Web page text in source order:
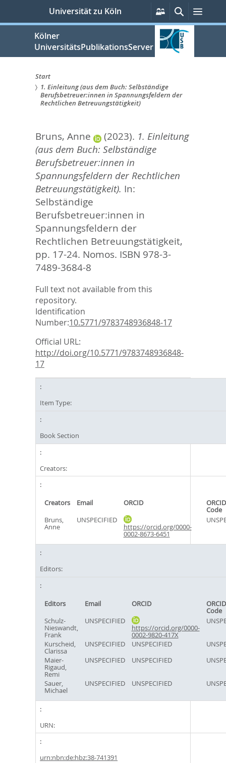
springen
Universität zu Köln
Persönliche
Services
SucheMenü
Kölner
UniversitätsPublikationsServer
Sie
hier:
Start
1. Einleitung (aus dem Buch: Selbständige
Berufsbetreuer:innen in Spannungsfeldern der
Rechtlichen Betreuungstätigkeit)
Bruns, Anne (2023). 1. Einleitung
(aus dem Buch: Selbständige
Berufsbetreuer:innen in
Spannungsfeldern der Rechtlichen
Betreuungstätigkeit). In:
Selbständige
Berufsbetreuer:innen in
Spannungsfeldern der
Rechtlichen Betreuungstätigkeit,
pp. 17-24. Nomos. ISBN 978-3-
7489-3684-8
Full text not available from this
repository.
Identification
Number:10.5771/9783748936848-17
Official URL:
http://doi.org/10.5771/9783748936848-
17
Item Type:
Book Section
Creators:
Creators Email ORCID
Code
Bruns,
Anne
UNSPECIFIED
https://orcid.org/0000-
0002-8673-6451
Editors:
Editors Email ORCID
Code
Schulz-
Nieswandt,
Frank
UNSPECIFIED
https://orcid.org/0000-
0002-9820-417X
Kurscheid,
Clarissa
UNSPECIFIED UNSPECIFIED
Maier-
Rigaud,
Remi
UNSPECIFIED UNSPECIFIED
Sauer,
Michael
UNSPECIFIED UNSPECIFIED
URN:
urn:nbn:de:hbz:38-741391